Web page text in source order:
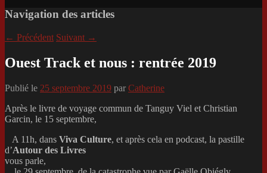
Navigation des articles
← Précédent Suivant →
Ouest Track et nous : rentrée 2019
Publié le 25 septembre 2019 par Catherine
Après le livre de voyage commun de Tanguy Viel et Christian
Garcin, le 15 septembre,
A 11h, dans Viva Culture, et après cela en podcast, la pastille
d’Autour des Livres
vous parle,